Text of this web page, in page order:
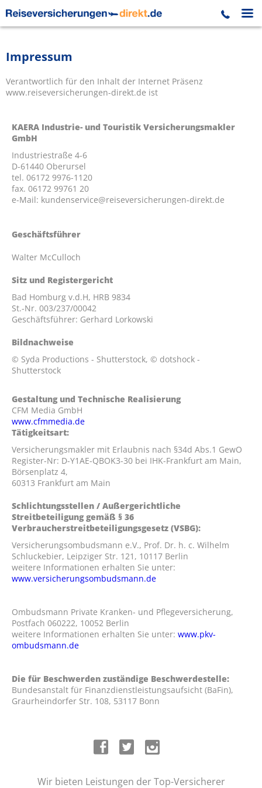
Impressum
Verantwortlich für den Inhalt der Internet Präsenz
www.reiseversicherungen-direkt.de ist
KAERA Industrie- und Touristik Versicherungsmakler
GmbH
Industriestraße 4-6
D-61440 Oberursel
tel. 06172 9976-1120
fax. 06172 99761 20
e-Mail: kundenservice@reiseversicherungen-direkt.de
Geschäftsführer
Walter McCulloch
Sitz und Registergericht
Bad Homburg v.d.H, HRB 9834
St.-Nr. 003/237/00042
Geschäftsführer: Gerhard Lorkowski
Bildnachweise
© Syda Productions - Shutterstock, © dotshock -
Shutterstock
Gestaltung und Technische Realisierung
CFM Media GmbH
www.cfmmedia.de
Tätigkeitsart:
Versicherungsmakler mit Erlaubnis nach §34d Abs.1 GewO
Register-Nr: D-Y1AE-QBOK3-30 bei IHK-Frankfurt am Main,
Börsenplatz 4,
60313 Frankfurt am Main
Schlichtungsstellen / Außergerichtliche
Streitbeteiligung gemäß § 36
Verbraucherstreitbeteiligungsgesetz (VSBG):
Versicherungsombudsmann e.V., Prof. Dr. h. c. Wilhelm
Schluckebier, Leipziger Str. 121, 10117 Berlin
weitere Informationen erhalten Sie unter:
www.versicherungsombudsmann.de
Ombudsmann Private Kranken- und Pflegeversicherung,
Postfach 060222, 10052 Berlin
weitere Informationen erhalten Sie unter: www.pkv-
ombudsmann.de
Die für Beschwerden zuständige Beschwerdestelle:
Bundesanstalt für Finanzdienstleistungsaufsicht (BaFin),
Graurheindorfer Str. 108, 53117 Bonn
Wir bieten Leistungen der Top-Versicherer